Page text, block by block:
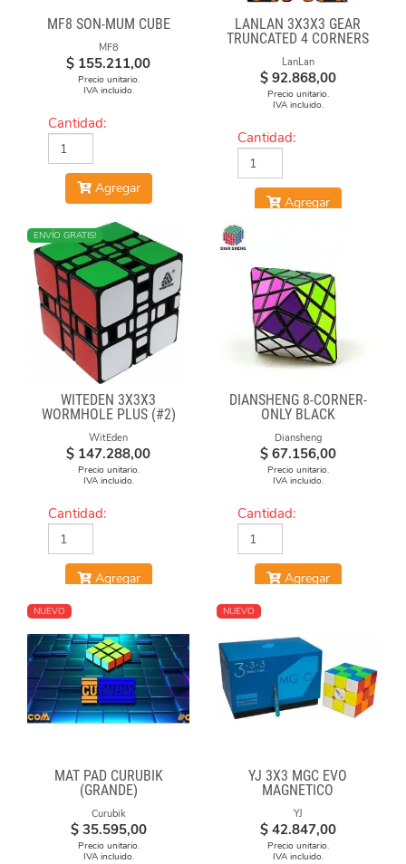
MF8 SON-MUM CUBE
MF8
$ 155.211,00
Precio unitario.
IVA incluido.
Cantidad:
Agregar
LANLAN 3X3X3 GEAR
TRUNCATED 4 CORNERS
LanLan
$ 92.868,00
Precio unitario.
IVA incluido.
Cantidad:
Agregar
ENVÍO GRATIS!
WITEDEN 3X3X3
WORMHOLE PLUS (#2)
WitEden
$ 147.288,00
Precio unitario.
IVA incluido.
Cantidad:
Agregar
DIANSHENG 8-CORNER-
ONLY BLACK
Diansheng
$ 67.156,00
Precio unitario.
IVA incluido.
Cantidad:
Agregar
NUEVO
MAT PAD CURUBIK
(GRANDE)
Curubik
$ 35.595,00
Precio unitario.
IVA incluido.
NUEVO
YJ 3X3 MGC EVO
MAGNETICO
YJ
$ 42.847,00
Precio unitario.
IVA incluido.